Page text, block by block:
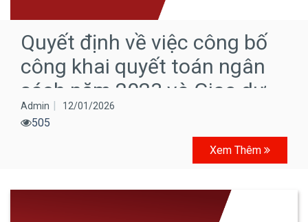
Quyết định về việc công bố
công khai quyết toán ngân
sách năm 2023 và Giao dự
toán…
Admin 12/01/2026
505
Xem Thêm